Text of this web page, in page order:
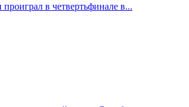
в четвертьфинале в...